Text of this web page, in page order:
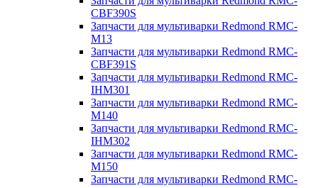
CBF390S
Запчасти для мультиварки Redmond RMC-
M13
Запчасти для мультиварки Redmond RMC-
CBF391S
Запчасти для мультиварки Redmond RMC-
IHM301
Запчасти для мультиварки Redmond RMC-
M140
Запчасти для мультиварки Redmond RMC-
IHM302
Запчасти для мультиварки Redmond RMC-
M150
Запчасти для мультиварки Redmond RMC-